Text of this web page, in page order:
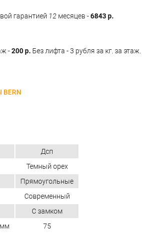
гарантией 12 месяцев -6843 р.
-200 р. Без лифта - 3 рубля за кг. за этаж.
Дсп
Темный орех
Прямоугольные
Современный
С замком
75